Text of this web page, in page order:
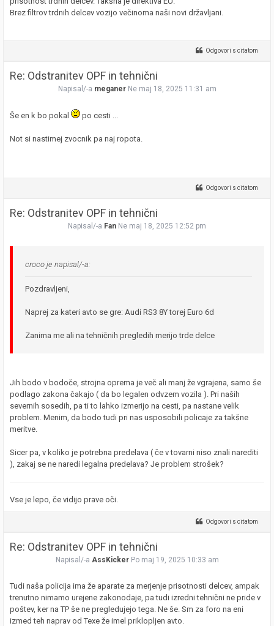
Brez filtrov trdnih delcev vozijo večinoma naši novi državljani.
Odgovori s citatom
Re: Odstranitev OPF in tehnični
Napisal/-a meganer Ne maj 18, 2025 11:31 am
Še en k bo pokal po cesti ...
Not si nastimej zvocnik pa naj ropota.
Odgovori s citatom
Re: Odstranitev OPF in tehnični
Napisal/-a Fan Ne maj 18, 2025 12:52 pm
croco je napisal/-a:
Pozdravljeni,
Naprej za kateri avto se gre: Audi RS3 8Y torej Euro 6d
Zanima me ali na tehničnih pregledih merijo trde delce
Jih bodo v bodoče, strojna oprema je več ali manj že vgrajena, samo še
podlago zakona čakajo ( da bo legalen odvzem vozila ). Pri naših
severnih sosedih, pa ti to lahko izmerijo na cesti, pa nastane velik
problem. Menim, da bodo tudi pri nas usposobili policaje za takšne
meritve.
Sicer pa, v koliko je potrebna predelava ( če v tovarni niso znali narediti
), zakaj se ne naredi legalna predelava? Je problem strošek?
Vse je lepo, če vidijo prave oči.
Odgovori s citatom
Re: Odstranitev OPF in tehnični
Napisal/-a AssKicker Po maj 19, 2025 10:33 am
Tudi naša policija ima že aparate za merjenje prisotnosti delcev, ampak
trenutno nimamo urejene zakonodaje, pa tudi izredni tehnični ne pride v
poštev, ker na TP še ne pregledujejo tega. Ne še. Sm za foro na eni
izmed teh naprav od Texe že imel priklopljen avto.